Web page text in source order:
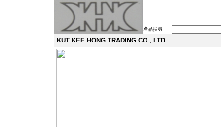
產品搜尋
KUT KEE HONG TRADING CO., LTD.